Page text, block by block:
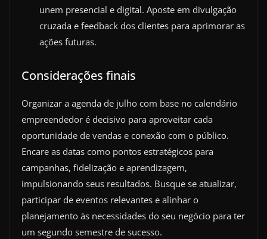
unem presencial e digital. Aposte em divulgação
cruzada e feedback dos clientes para aprimorar as
ações futuras.
Considerações finais
Organizar a agenda de julho com base no calendário
empreendedor é decisivo para aproveitar cada
oportunidade de vendas e conexão com o público.
Encare as datas como pontos estratégicos para
campanhas, fidelização e aprendizagem,
impulsionando seus resultados. Busque se atualizar,
participar de eventos relevantes e alinhar o
planejamento às necessidades do seu negócio para ter
um segundo semestre de sucesso.